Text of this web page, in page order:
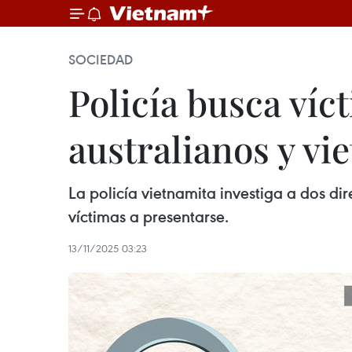
SOCIEDAD
Policía busca
australianos y
La policía vietnamita investiga a dos
víctimas a presentarse.
13/11/2025 03:23